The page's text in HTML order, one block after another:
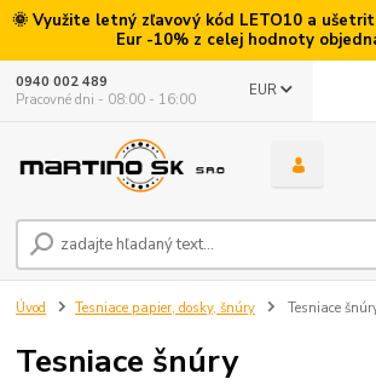
🌞 Využite letný zľavový kód LETO10 a
Eur -10% z celej hodnoty
EUR
0940 002 489
Pracovné dni - 08:00 - 16:00
Úvod Tesniace papier, dosky, šnúry Tesniace
Tesniace šnúry